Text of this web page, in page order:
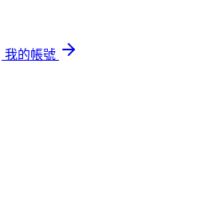
我的帳號